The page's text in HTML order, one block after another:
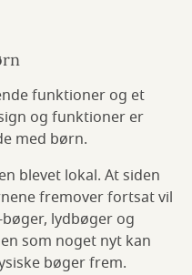
funktioner og et
og funktioner er
med børn.
blevet lokal. At siden
fremover fortsat vil
lydbøger og
som noget nyt kan
bøger frem.